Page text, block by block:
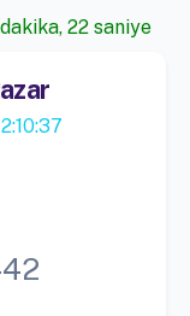
21 saniye